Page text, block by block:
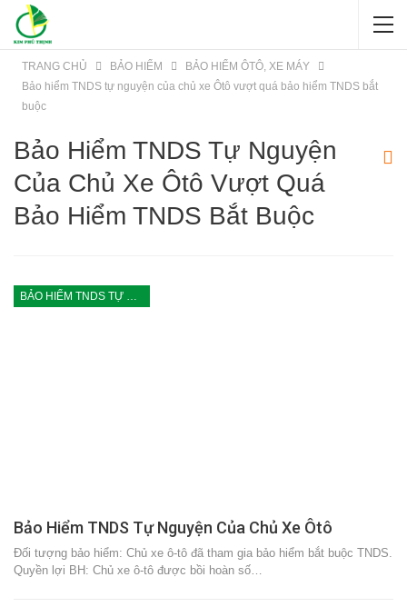
TRANG CHỦ BẢO HIỂM
BẢO HIỂM ÔTÔ, XE MÁY
Bảo hiểm TNDS tự nguyện của chủ xe Ôtô vượt quá bảo hiểm TNDS bắt
buộc
Bảo Hiểm TNDS Tự Nguyện
Của Chủ Xe Ôtô Vượt Quá
Bảo Hiểm TNDS Bắt Buộc
BẢO HIỂM TNDS TỰ NGUYỆN CỦA CHỦ XE ÔTÔ VƯỢT QUÁ BẢO HIỂM TNDS BẮT BUỘC
Bảo Hiểm TNDS Tự Nguyện Của Chủ Xe Ôtô
Đối tượng bảo hiểm: Chủ xe ô-tô đã tham gia bảo hiểm bắt buộc TNDS.
Quyền lợi BH: Chủ xe ô-tô được bồi hoàn số…